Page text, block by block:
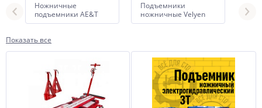
Ножничные
подъемники AE&T
Подъемники
ножничные Velyen
Показать все